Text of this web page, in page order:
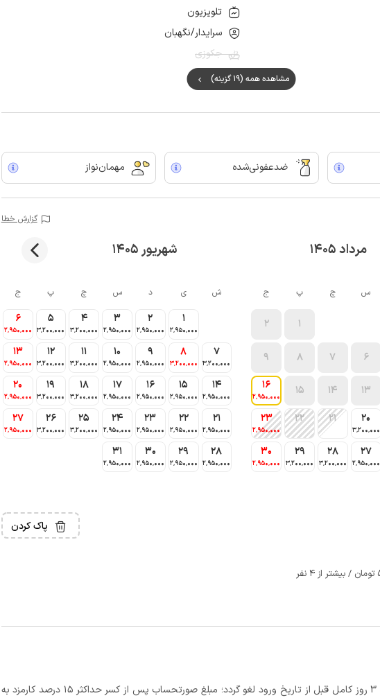
تلویزیون
سرایدار/نگهبان
جکوزی
مشاهده همه (19 گزینه)
ضدعفونی‌شده مهمان‌نواز
گزارش خطا
مرداد 1405 شهریور 1405
س چ پ ج
1
2
6
7
8
9
13
14
15
16
2٬950٬000
20
3٬200٬000
21
22
23
2٬950٬000
27
2٬950٬000
28
3٬200٬000
29
3٬200٬000
30
2٬950٬000
ش ی د س چ پ ج
1
2٬950٬000
2
2٬950٬000
3
2٬950٬000
4
3٬200٬000
5
3٬200٬000
6
2٬950٬000
7
3٬200٬000
8
3٬200٬000
9
2٬950٬000
10
2٬950٬000
11
3٬200٬000
12
3٬200٬000
13
2٬950٬000
14
2٬950٬000
15
2٬950٬000
16
2٬950٬000
17
2٬950٬000
18
3٬200٬000
19
3٬200٬000
20
2٬950٬000
21
2٬950٬000
22
2٬950٬000
23
2٬950٬000
24
2٬950٬000
25
3٬200٬000
26
3٬200٬000
27
2٬950٬000
28
2٬950٬000
29
2٬950٬000
30
2٬950٬000
31
2٬950٬000
پاک کردن
در صورتی که رزرو، حداقل 3 روز کامل قبل از تاریخ ورود لغو گردد؛ مبلغ صورتحساب پس از کسر حداکثر 15 درصد کارمزد به